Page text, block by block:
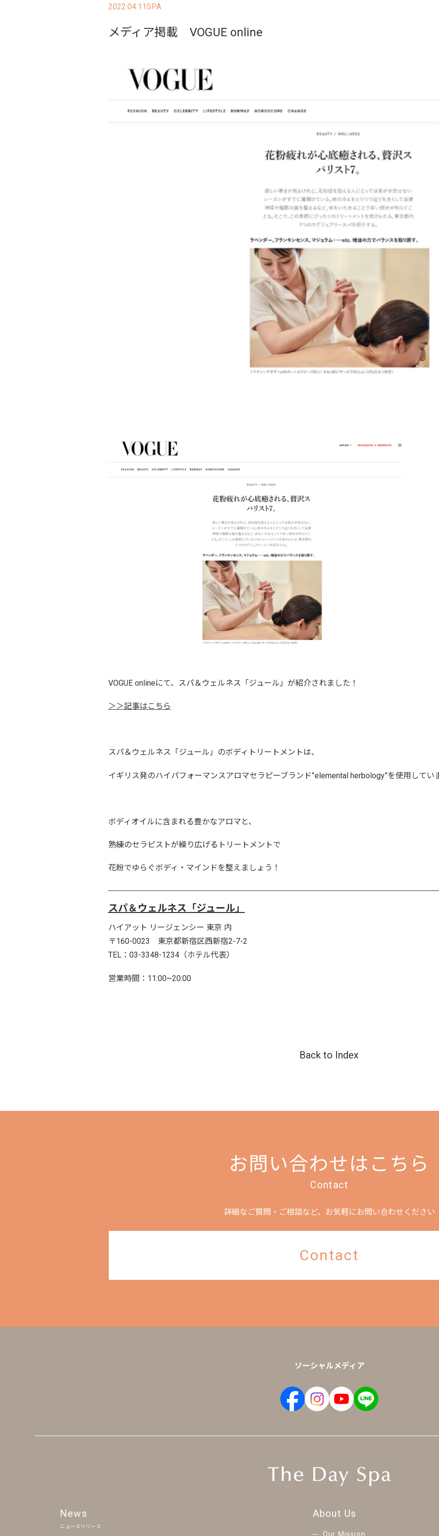
2022.04.11SPA
メディア掲載 VOGUE online
VOGUE onlineにて、スパ＆ウェルネス「ジュール」が紹介されました！
＞＞記事はこちら
スパ＆ウェルネス「ジュール」のボディトリートメントは、
イギリス発のハイパフォーマンスアロマセラピーブランド”elemental herbology”を使用してい
ボディオイルに含まれる豊かなアロマと、
熟練のセラピストが繰り広げるトリートメントで
花粉でゆらぐボディ・マインドを整えましょう！
スパ＆ウェルネス「ジュール」
ハイアット リージェンシー 東京 内
〒160-0023 東京都新宿区西新宿2-7-2
TEL：03-3348-1234（ホテル代表）
営業時間：11:00~20:00
Back to Index
お問い合わせはこちら
Contact
詳細なご質問・ご相談など、 お気軽にお問い合わせください
Contact
ソーシャルメディア
News
ニュースリリース
About Us
Our Mission